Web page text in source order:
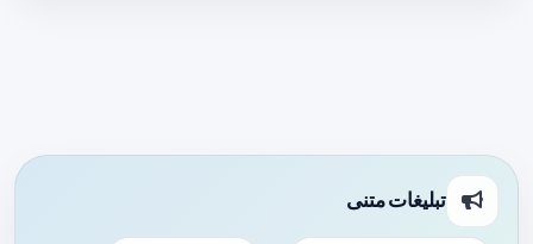
تبلیغات متنی